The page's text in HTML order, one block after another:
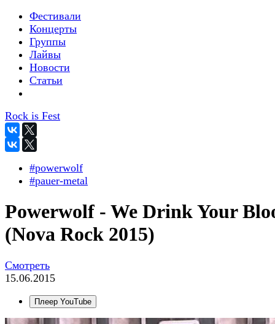
Фестивали
Концерты
Группы
Лайвы
Новости
Статьи
Rock is Fest
#powerwolf
#pauer-metal
Powerwolf - We Drink Your
(Nova Rock 2015)
Смотреть
15.06.2015
Плеер YouTube